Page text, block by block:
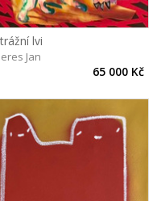
lvi
Jan
65 000 Kč